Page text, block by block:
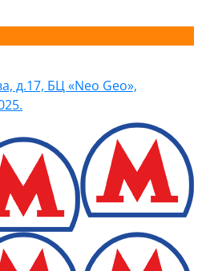
д.17, БЦ «Neo Geo»,